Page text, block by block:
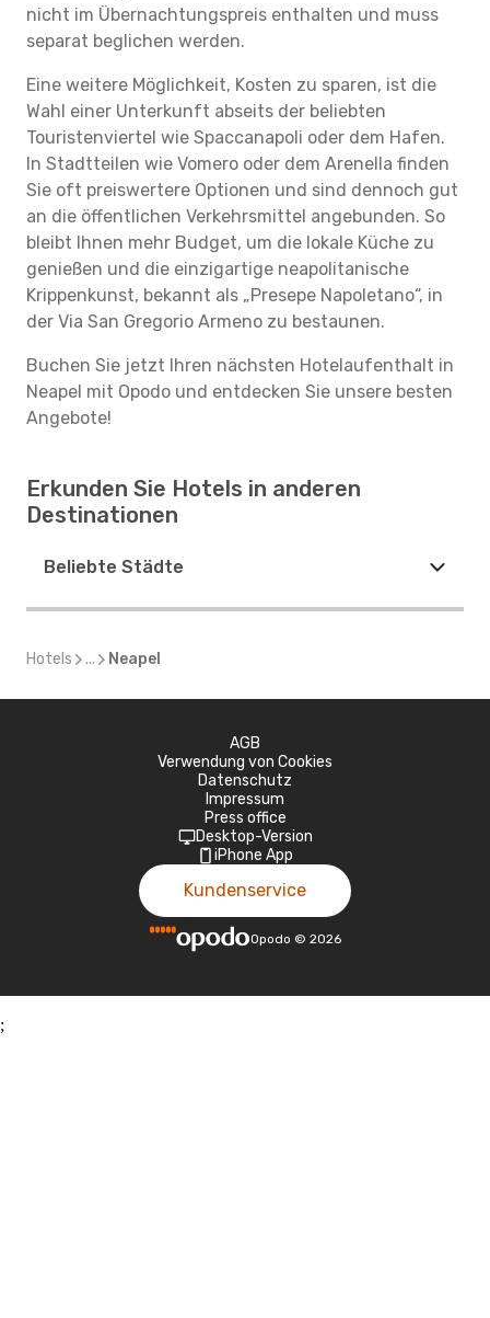
nicht im Übernachtungspreis enthalten und muss
separat beglichen werden.
Eine weitere Möglichkeit, Kosten zu sparen, ist die
Wahl einer Unterkunft abseits der beliebten
Touristenviertel wie Spaccanapoli oder dem Hafen.
In Stadtteilen wie Vomero oder dem Arenella finden
Sie oft preiswertere Optionen und sind dennoch gut
an die öffentlichen Verkehrsmittel angebunden. So
bleibt Ihnen mehr Budget, um die lokale Küche zu
genießen und die einzigartige neapolitanische
Krippenkunst, bekannt als „Presepe Napoletano“, in
der Via San Gregorio Armeno zu bestaunen.
Buchen Sie jetzt Ihren nächsten Hotelaufenthalt in
Neapel mit Opodo und entdecken Sie unsere besten
Angebote!
Erkunden Sie Hotels in anderen
Destinationen
Beliebte Städte
Hotels ... Neapel
AGB
Verwendung von Cookies
Datenschutz
Impressum
Press office
Desktop-Version
iPhone App
Kundenservice
Opodo © 2026
;